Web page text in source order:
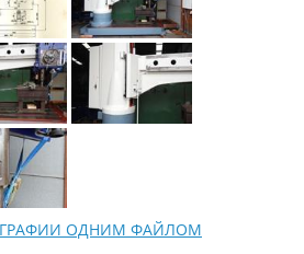
ОДНИМ ФАЙЛОМ